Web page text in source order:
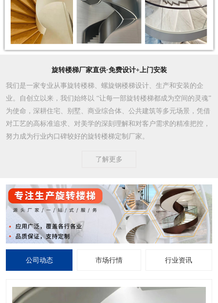
旋转楼梯厂家直供·免费设计+上门安装
我们是一家专业从事旋转楼梯、螺旋钢楼梯设计、生产和安装的企
业。自创立以来，我们始终以 “让每一部旋转楼梯都成为空间的灵魂”
为使命，深耕住宅、别墅、商业综合体、公共建筑等多元场景，凭借
对工艺的高标准追求、对美学的深刻理解和对客户需求的精准把控，
努力成为行业内口碑较好的旋转楼梯定制厂家。​
了解更多
公司动态 市场行情 行业资讯